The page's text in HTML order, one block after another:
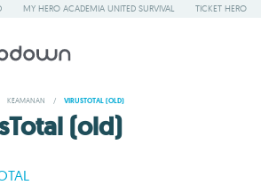
MY HERO ACADEMIA UNITED SURVIVAL TICKET HERO
KEAMANAN / VIRUSTOTAL (OLD)
(old)